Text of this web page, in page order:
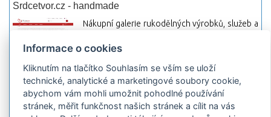
Srdcetvor.cz - handmade
Nákupní galerie rukodělných výrobků, služeb a
začít prodávat nebo jen nakupovat.
Hledej-hosting.cz - webhosting, VPS
hosting
Přehled webhostingových, multihosting a VPS
hosting programů s možností jejich
Informace o cookies
Kliknutím na tlačítko Souhlasím se vším se uloží
technické, analytické a marketingové soubory cookie,
abychom vám mohli umožnit pohodlné používání
stránek, měřit funkčnost našich stránek a cílit na vás